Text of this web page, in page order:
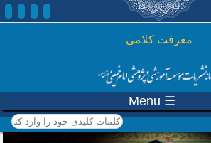
رفتن به محتوای اصلی
معرفت کلامی
☰ Menu
کلمات کلیدی خود را وارد
کنید